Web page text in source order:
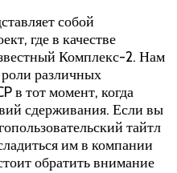
собой
где в качестве
Комплекс-2. Нам
различных
в тот момент, когда
сдерживания. Если вы
тайтл
им в компании
обратить внимание